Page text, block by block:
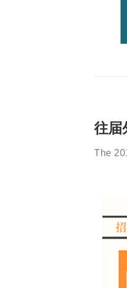
往届
The